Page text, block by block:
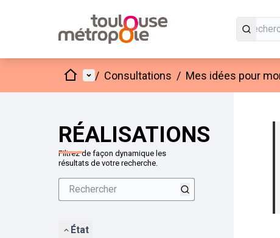
AccueilMenu principal
/ Consultations / Mes idées pour
RÉALISATIONS
Filtrez de façon dynamique les
résultats de votre recherche.
État
Passer